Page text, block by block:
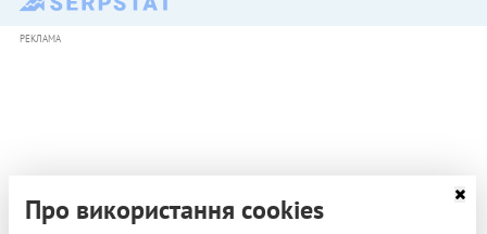
РЕКЛАМА
Про використання cookies